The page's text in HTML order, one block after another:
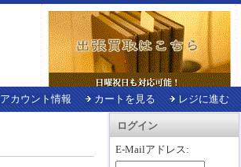
アカウント情報 カートを見る レジに進む
ログイン
E-Mailアドレス: